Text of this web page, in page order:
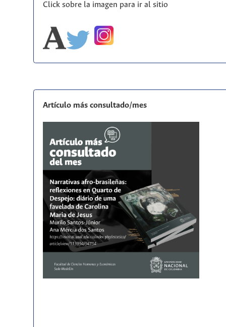
Click sobre la imagen para ir al sitio
Artículo más consultado/mes